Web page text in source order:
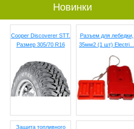
Новинки
Cooper Discoverer STT.
Размер 305/70 R16
Разъем для лебедки,
35мм2 (1 шт) Electri...
Защита топливного